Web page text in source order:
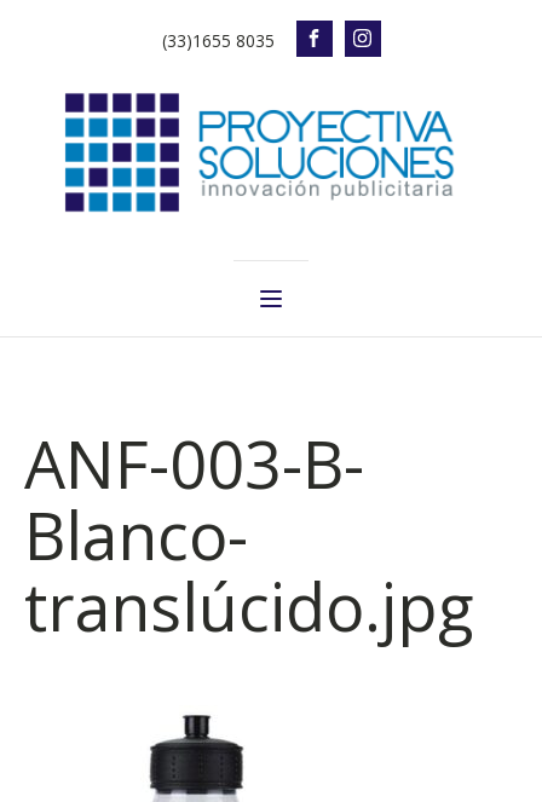
(33)1655 8035
ANF-003-B-
Blanco-
translúcido.jpg